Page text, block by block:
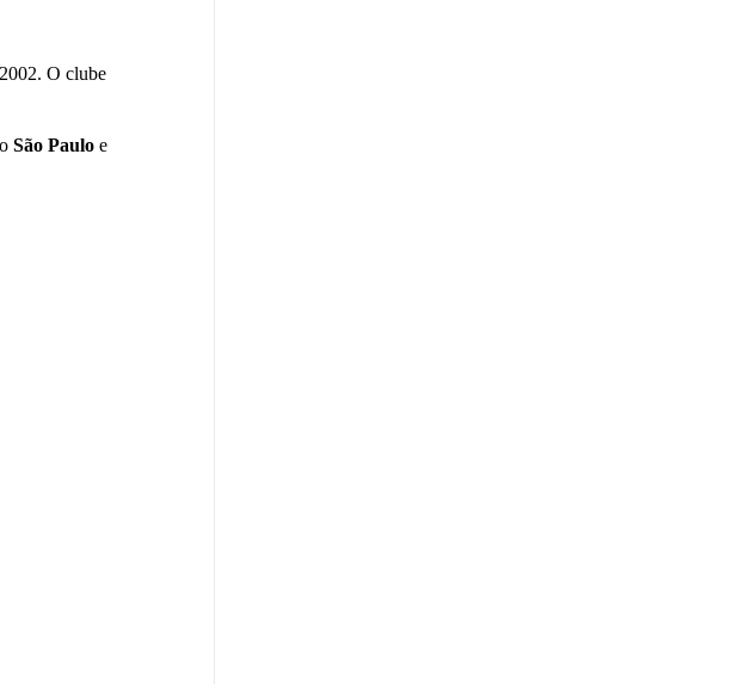
O clube
São Paulo e